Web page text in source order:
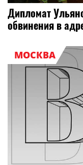
Дипломат
обвинения в
МОСКВА